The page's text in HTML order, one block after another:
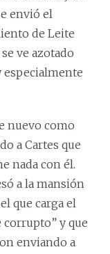
envió el
de Leite
ve azotado
especialmente
nuevo como
a Cartes que
nada con él.
a la mansión
que carga el
y que
enviando a